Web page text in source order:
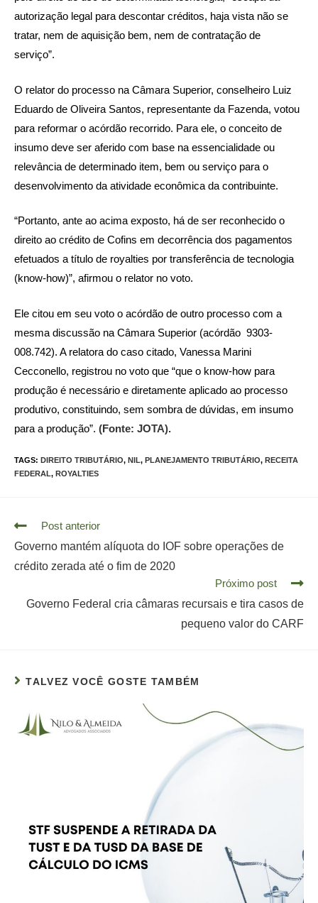
autorização legal para descontar créditos, haja vista não se
tratar, nem de aquisição bem, nem de contratação de
serviço”.
O relator do processo na Câmara Superior, conselheiro Luiz
Eduardo de Oliveira Santos, representante da Fazenda, votou
para reformar o acórdão recorrido. Para ele, o conceito de
insumo deve ser aferido com base na essencialidade ou
relevância de determinado item, bem ou serviço para o
desenvolvimento da atividade econômica da contribuinte.
“Portanto, ante ao acima exposto, há de ser reconhecido o
direito ao crédito de Cofins em decorrência dos pagamentos
efetuados a título de royalties por transferência de tecnologia
(know-how)”, afirmou o relator no voto.
Ele citou em seu voto o acórdão de outro processo com a
mesma discussão na Câmara Superior (acórdão 9303-
008.742). A relatora do caso citado, Vanessa Marini
Cecconello, registrou no voto que “que o know-how para
produção é necessário e diretamente aplicado ao processo
produtivo, constituindo, sem sombra de dúvidas, em insumo
para a produção”. (Fonte: JOTA).
TAGS: DIREITO TRIBUTÁRIO, NIL, PLANEJAMENTO TRIBUTÁRIO, RECEITA
FEDERAL, ROYALTIES
Read
articles
Post anterior
Governo mantém alíquota do IOF sobre operações de
crédito zerada até o fim de 2020
Próximo post
Governo Federal cria câmaras recursais e tira casos de
pequeno valor do CARF
TALVEZ VOCÊ GOSTE TAMBÉM